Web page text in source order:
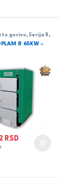
gorivo ,Serija R ,
R 65KW –
RSD